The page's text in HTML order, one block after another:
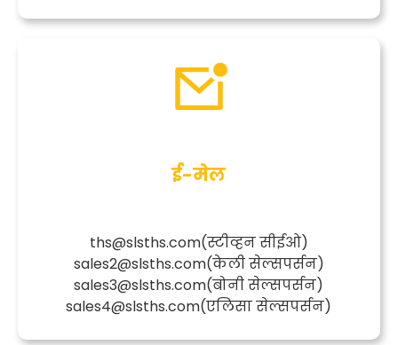
ई-मेल
ths@slsths.com(स्टीव्हन सीईओ)
sales2@slsths.com(केली सेल्सपर्सन)
sales3@slsths.com(बोनी सेल्सपर्सन)
sales4@slsths.com(एलिसा सेल्सपर्सन)